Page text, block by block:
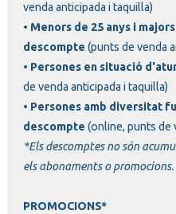
venda anticipada i taquilla)
• Menors de 25 anys i
descompte (punts de venda
• Persones en situació
de venda anticipada i taquilla)
• Persones amb diversitat
descompte (online, punts de
*Els descomptes no són
els abonaments o promocions.
PROMOCIONS*